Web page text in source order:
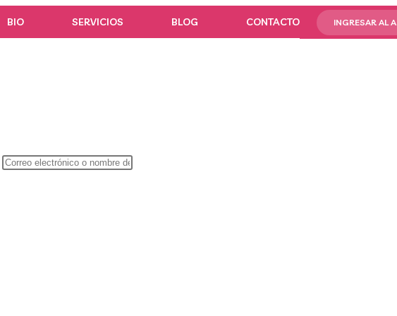
BIO SERVICIOS BLOG CONTACTO INGRESAR AL